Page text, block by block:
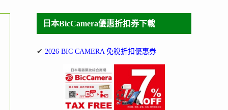
日本BicCamera優惠折扣券下載
✔ 2026 BIC CAMERA 免稅折扣優惠券